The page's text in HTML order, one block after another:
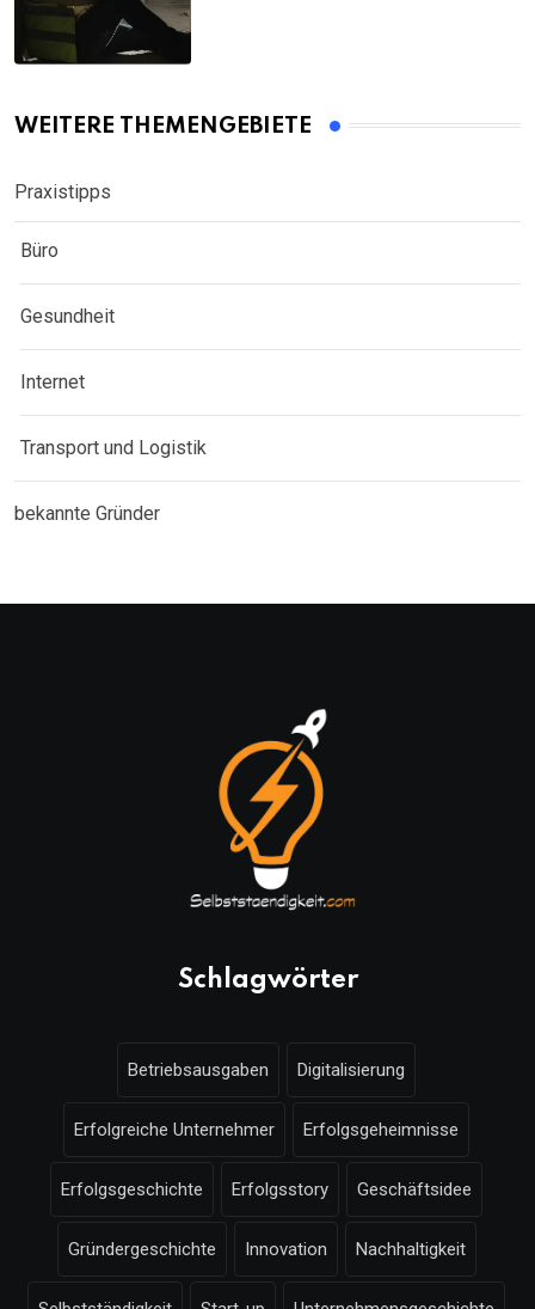
WEITERE THEMENGEBIETE
Praxistipps
Büro
Gesundheit
Internet
Transport und Logistik
bekannte Gründer
Schlagwörter
Betriebsausgaben Digitalisierung
Erfolgreiche Unternehmer Erfolgsgeheimnisse
Erfolgsgeschichte Erfolgsstory Geschäftsidee
Gründergeschichte Innovation Nachhaltigkeit